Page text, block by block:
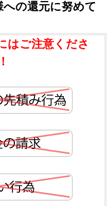
の還元に努めて
はご注意くださ